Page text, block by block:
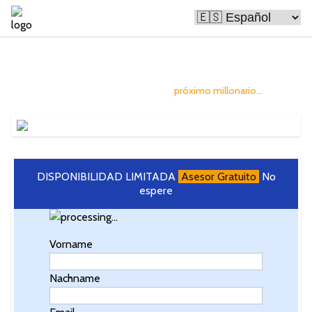
próximo millonario...
DISPONIBILIDAD LIMITADA Asesor Gratuito No
espere
Vorname
Nachname